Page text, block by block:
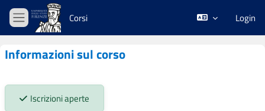
Vai al contenuto principale
Pannello laterale
Corsi Login
Informazioni sul corso
Stato iscrizioni:
Iscrizioni aperte